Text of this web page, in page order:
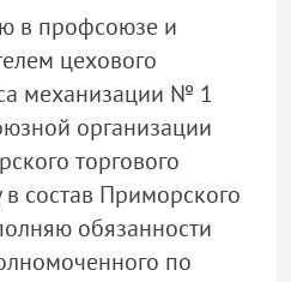
в профсоюзе и
цехового
механизации № 1
организации
торгового
состав Приморского
обязанности
по